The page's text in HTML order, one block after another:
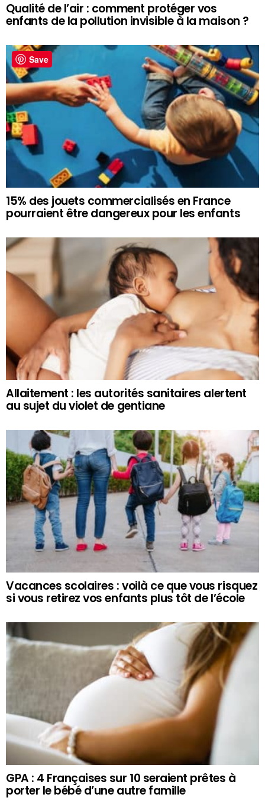
Qualité de l’air : comment protéger vos
enfants de la pollution invisible à la maison ?
15% des jouets commercialisés en France
pourraient être dangereux pour les enfants
Allaitement : les autorités sanitaires alertent
au sujet du violet de gentiane
Vacances scolaires : voilà ce que vous risquez
si vous retirez vos enfants plus tôt de l’école
GPA : 4 Françaises sur 10 seraient prêtes à
porter le bébé d’une autre famille
Save